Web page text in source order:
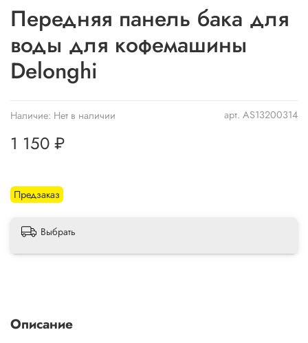
арт. AS13200314
Наличие: Нет в наличии
Предзаказ
Передняя панель бака для
воды для кофемашины
Delonghi
1 150 ₽
Выбрать
Описание